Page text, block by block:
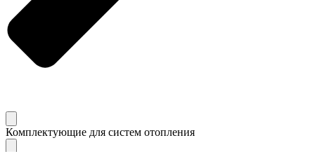
Комплектующие для систем отопления